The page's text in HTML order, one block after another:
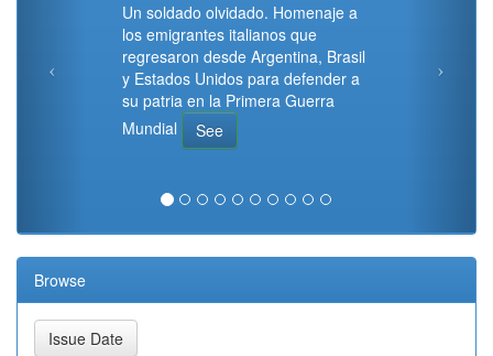
Un soldado olvidado. Homenaje a
los emigrantes italianos que
regresaron desde Argentina, Brasil
y Estados Unidos para defender a
su patria en la Primera Guerra
Mundial
See
Browse